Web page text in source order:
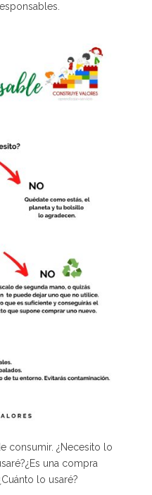
consumir. ¿Necesito lo
una compra
lo usaré?